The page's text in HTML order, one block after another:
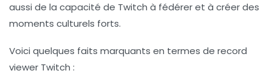
aussi de la capacité de Twitch à fédérer et à créer des
moments culturels forts.
Voici quelques faits marquants en termes de record
viewer Twitch :